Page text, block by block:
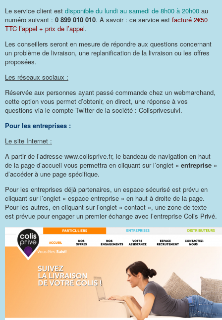
Le service client est disponible du lundi au samedi de 8h00 à 20h00 au
numéro suivant : 0 899 010 010. A savoir : ce service est facturé 2€50
TTC l’appel + prix de l’appel.
Les conseillers seront en mesure de répondre aux questions concernant
un problème de livraison, une replanification de la livraison ou les offres
proposées.
Les réseaux sociaux :
Réservée aux personnes ayant passé commande chez un webmarchand,
cette option vous permet d’obtenir, en direct, une réponse à vos
questions via le compte Twitter de la société : Colisprivesuivi.
Pour les entreprises :
Le site Internet :
A partir de l’adresse www.colisprive.fr, le bandeau de navigation en haut
de la page d’accueil vous permettra en cliquant sur l’onglet « entreprise »
d’accéder à une page spécifique.
Pour les entreprises déjà partenaires, un espace sécurisé est prévu en
cliquant sur l’onglet « espace entreprise » en haut à droite de la page.
Pour les autres, en cliquant sur l’onglet « contact », une zone de texte
est prévue pour engager un premier échange avec l’entreprise Colis Privé.